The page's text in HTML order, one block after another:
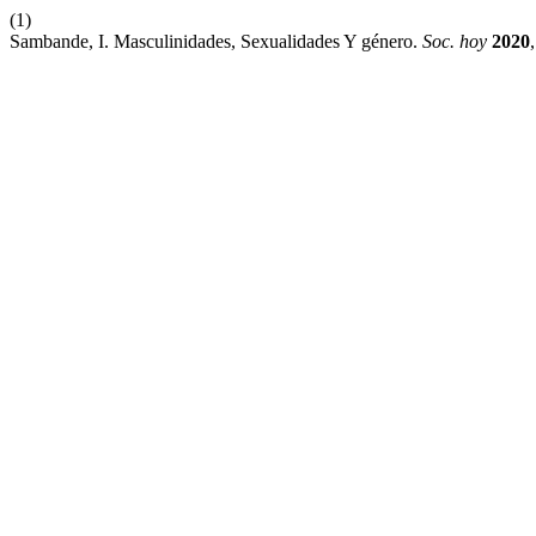
(1)
Sambande, I. Masculinidades, Sexualidades Y género. Soc. hoy 2020